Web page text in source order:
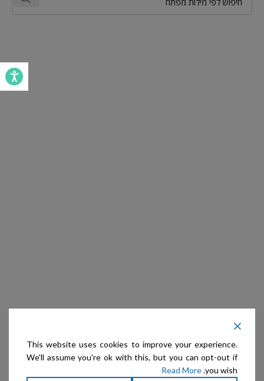
This website uses cookies to improve your experience.
We'll assume you're ok with this, but you can opt-out if
you wish.
Read More